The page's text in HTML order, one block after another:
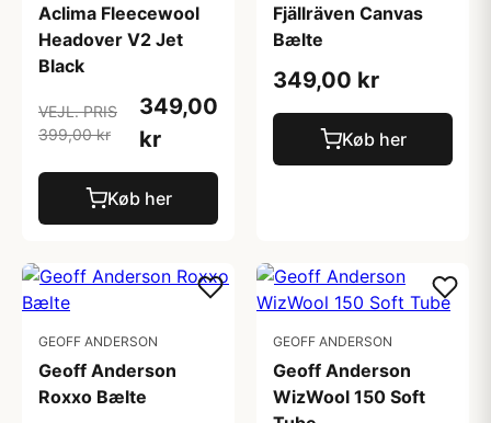
Aclima Fleecewool
Headover V2 Jet
Black
VEJL. PRIS
399,00 kr
349,00
kr
Køb her
Fjällräven Canvas
Bælte
349,00 kr
Køb her
GEOFF ANDERSON
Geoff Anderson
Roxxo Bælte
GEOFF ANDERSON
Geoff Anderson
WizWool 150 Soft